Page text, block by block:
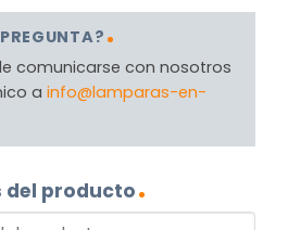
comunicarse con nosotros
a info@lamparas-en-
del producto